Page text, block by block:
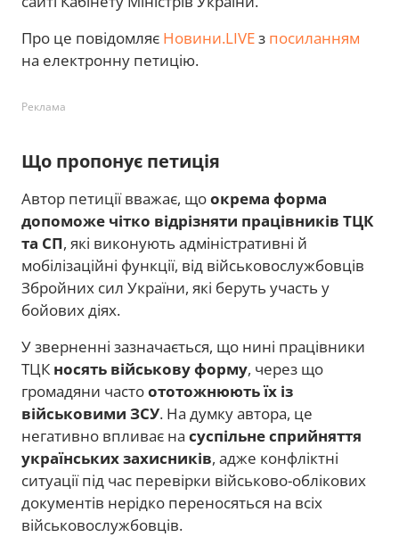
Про це повідомляє Новини.LIVEз посиланням
на електронну петицію.
Реклама
Що пропонує петиція
Автор петиції вважає, щоокрема форма
допоможе чітко відрізняти працівників ТЦК
та СП, які виконують адміністративні й
мобілізаційні функції, від військовослужбовців
Збройних сил України, які беруть участь у
бойових діях.
У зверненні зазначається, що нині працівники
ТЦК носять військову форму, через що
громадяни частоототожнюють їх із
військовими ЗСУ. На думку автора, це
негативно впливає на суспільне сприйняття
українських захисників, адже конфліктні
ситуації під час перевірки військово-облікових
документів нерідко переносяться на всіх
військовослужбовців.